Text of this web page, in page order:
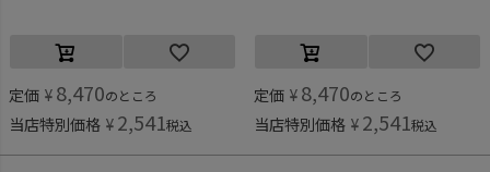
定価 ¥ 8,470のところ
当店特別価格 ¥ 2,541税込
定価 ¥ 8,470のところ
当店特別価格 ¥ 2,541税込